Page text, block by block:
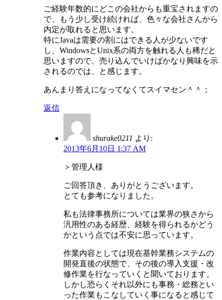
ご経験年数的にどこの会社からも重宝されますの
で、もう少し受け続ければ、色々な会社さんから
内定が取れると思います。
特にJavaは需要の割にはできる人が少ないです
し、WindowsとUnix系の両方を触れる人も稀だと
思いますので、売り込んでいけばかなり興味を示
されるのでは、と感じます。
あんまり答えになってなくてスイマセン＾＾；
返信
shurake0211 より:
2013年6月10日 1:37 AM
＞管理人様
ご回答頂き、ありがとうございます。
とても参考になりました。
私も法律事務所については業界の狭さから
汎用性のある経歴、経験を得られるかどう
かという点では不安に思っています。
作業内容としては現在基幹業務システムの
開発直後の状態で、その後の導入支援・改
修作業を行なっていくと聞いております。
しかし恐らくそれ以外にも事務・総務とい
った作業もこなしていく事になると感じて